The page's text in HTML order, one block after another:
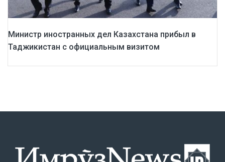
Министр иностранных дел Казахстана прибыл в
Таджикистан с официальным визитом